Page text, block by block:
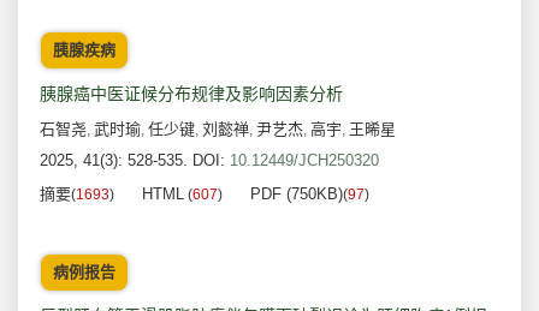
胰腺疾病
胰腺癌中医证候分布规律及影响因素分析
石智尧, 武时瑜, 任少键, 刘懿禅, 尹艺杰, 高宇, 王晞星
2025, 41(3): 528-535. DOI: 10.12449/JCH250320
摘要(1693) HTML (607) PDF (750KB)(97)
病例报告